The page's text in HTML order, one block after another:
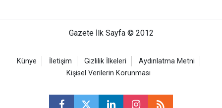
Gazete İlk Sayfa © 2012
Künye İletişim Gizlilik İlkeleri
Aydınlatma Metni
Kişisel Verilerin Korunması